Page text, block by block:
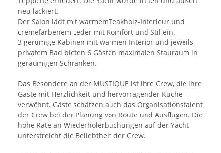
neu lackiert.
Der Salon lädt mit warmemTeakholz-Interieur und
cremefarbenem Leder mit Komfort und Stil ein.
3 gerümige Kabinen mit warmen Interior und jeweils
privatem Bad bieten 6 Gästen maximalen Stauraum in
geräumigen Schränken.
Das Besondere an der MUSTIQUE ist ihre Crew, die ihre
Gäste mit Herzlichkeit und hervorragender Küche
verwöhnt. Gäste schätzen auch das Organisationstalent
der Crew bei der Planung von Route und Ausflügen. Die
hohe Rate an Wiederholerbuchungen auf der Yacht
unterstreicht die Beliebtheit der Crew.